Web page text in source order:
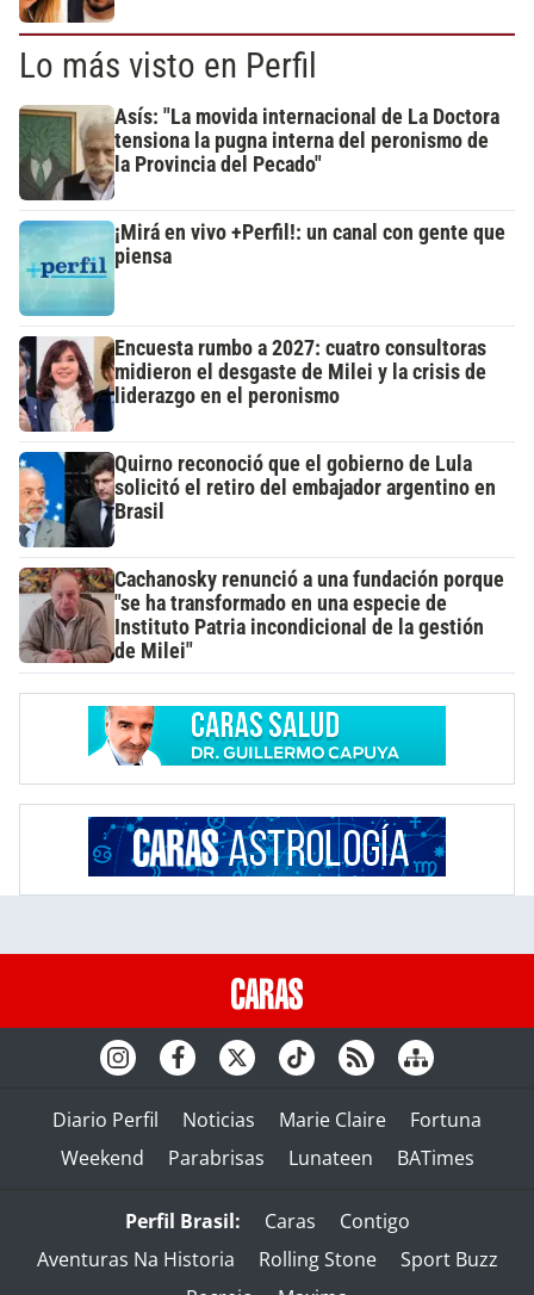
Lo más visto en Perfil
Asís: "La movida internacional de La Doctora
tensiona la pugna interna del peronismo de
la Provincia del Pecado"
¡Mirá en vivo +Perfil!: un canal con gente que
piensa
Encuesta rumbo a 2027: cuatro consultoras
midieron el desgaste de Milei y la crisis de
liderazgo en el peronismo
Quirno reconoció que el gobierno de Lula
solicitó el retiro del embajador argentino en
Brasil
Cachanosky renunció a una fundación porque
"se ha transformado en una especie de
Instituto Patria incondicional de la gestión
de Milei"
Diario Perfil Noticias Marie Claire
Fortuna
Weekend
Parabrisas Lunateen BATimes
Perfil Brasil: Caras
Contigo
Aventuras Na Historia
Rolling Stone
Sport Buzz